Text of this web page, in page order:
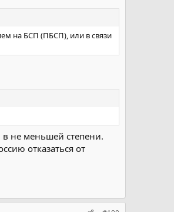
на БСП (ПБСП), или в связи
не меньшей степени.
отказаться от